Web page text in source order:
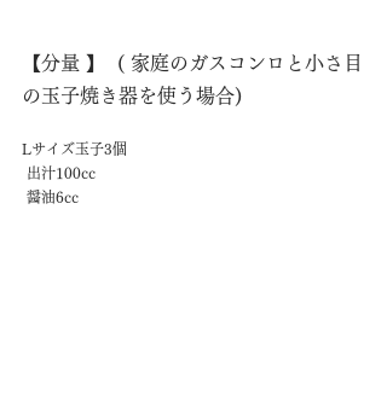
【分量 】  ( 家庭のガスコンロと小さ目
の玉子焼き器を使う場合)
Lサイズ玉子3個
出汁100cc
醤油6cc